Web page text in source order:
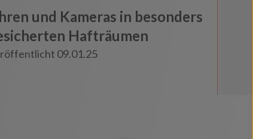
Insights
und Kameras in besonders
Hafträumen
09.01.25